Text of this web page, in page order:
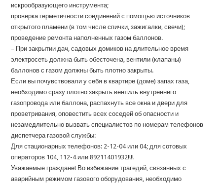
искрообразующего инструмента;
проверка герметичности соединений с помощью источников
открытого пламени (в том числе спички, зажигалки, свечи);
проведение ремонта наполненных газом баллонов.
– При закрытии дач, садовых домиков на длительное время
электросеть должна быть обесточена, вентили (клапаны)
баллонов с газом должны быть плотно закрыты.
Если вы почувствовали у себя в квартире (доме) запах газа,
необходимо сразу плотно закрыть вентиль внутреннего
газопровода или баллона, распахнуть все окна и двери для
проветривания, оповестить всех соседей об опасности и
незамедлительно вызвать специалистов по номерам телефонов
диспетчера газовой службы:
Для стационарных телефонов: 2-12-04 или 04; для сотовых
операторов 104, 112-4 или 89211401932!!!!
Уважаемые граждане! Во избежание трагедий, связанных с
аварийным режимом газового оборудования, необходимо